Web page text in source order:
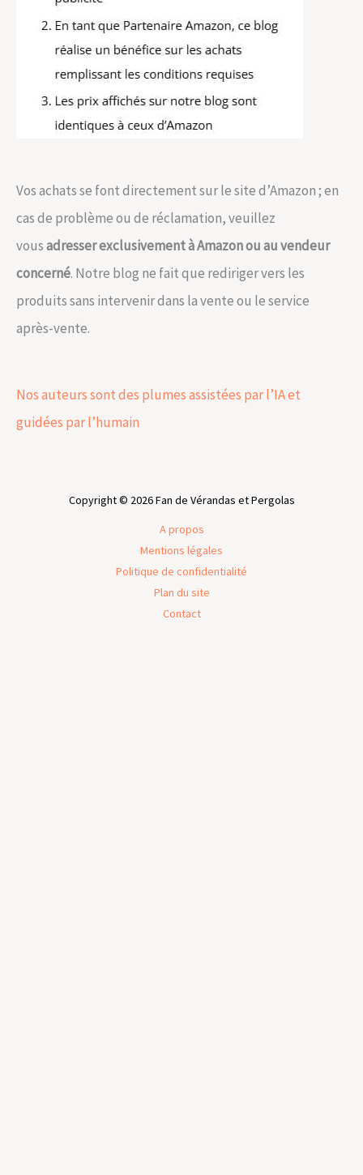
Vos achats se font directement sur le site d’Amazon ; en
cas de problème ou de réclamation, veuillez
vousadresser exclusivement à Amazon ou au vendeur
concerné. Notre blog ne fait que rediriger vers les
produits sans intervenir dans la vente ou le service
après-vente.
Nos auteurs sont des plumes assistées par l’IA et
guidées par l’humain
Copyright © 2026 Fan de Vérandas et Pergolas
A propos
Mentions légales
Politique de confidentialité
Plan du site
Contact